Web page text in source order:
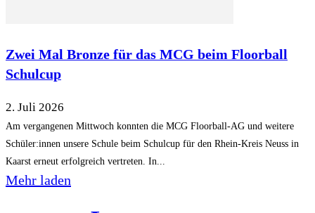
Zwei Mal Bronze für das MCG beim Floorball
Schulcup
2. Juli 2026
Am vergangenen Mittwoch konnten die MCG Floorball-AG und weitere
Schüler:innen unsere Schule beim Schulcup für den Rhein-Kreis Neuss in
Kaarst erneut erfolgreich vertreten. In...
Mehr laden